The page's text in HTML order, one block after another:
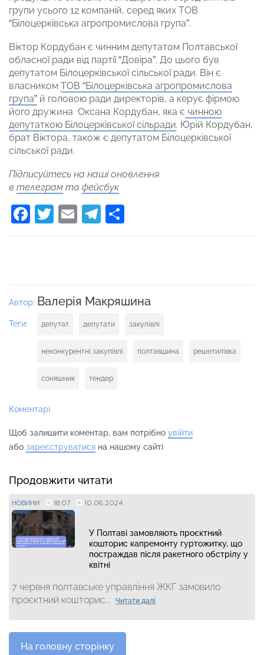
групи усього 12 компаній, серед яких ТОВ
“Білоцерківська агропромислова група”.
Віктор Кордубан є чинним депутатом Полтавської
обласної ради від партії “Довіра”. До цього був
депутатом Білоцерківської сільської ради. Він є
власником ТОВ “Білоцерківська агропромислова
група” й головою ради директорів, а керує фірмою
його дружина Оксана Кордубан, яка є чинною
депутаткою Білоцерківської сільради. Юрій Кордубан,
брат Віктора, також є депутатом Білоцерківської
сільської ради.
Підписуйтесь на наші оновлення
в телеграм та фейсбук
Facebook
Twitter
EmailTelegram
Автор: Валерія Макряшина
Теги: депутат депутати закупівлі
неконкурентні закупівлі полтавщина решетилівка
соняшник тендер
Коментарі
Щоб залишити коментар, вам потрібно увійти
або зареєструватися на нашому сайті
Продовжити читати
НОВИНИ 18:07 10.06.2024
У Полтаві замовляють проєктний
кошторис капремонту гуртожитку, що
постраждав після ракетного обстрілу у
квітні
7 червня полтавське управління ЖКГ замовило
проєктний кошторис...
Читати далі
На головну сторінку